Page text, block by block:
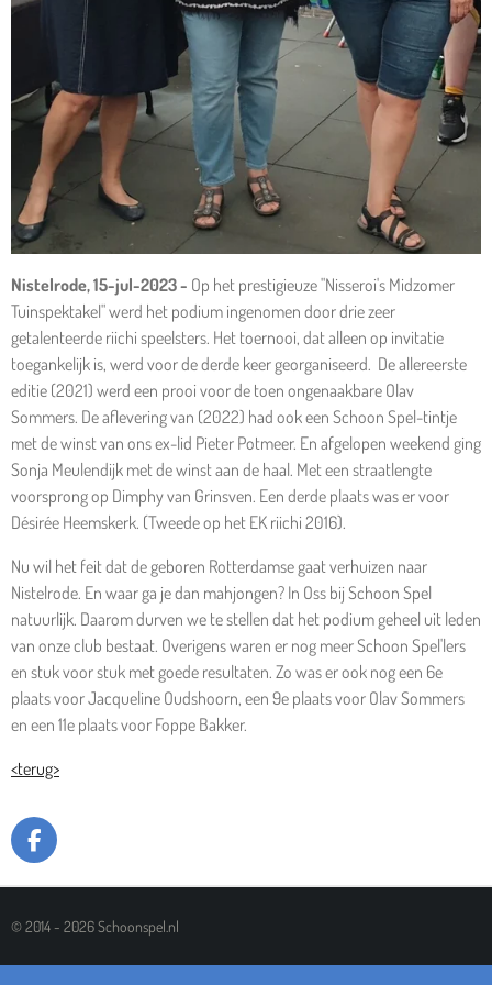
Nistelrode, 15-jul-2023 - Op het prestigieuze "Nisseroi's Midzomer
Tuinspektakel" werd het podium ingenomen door drie zeer
getalenteerde riichi speelsters. Het toernooi, dat alleen op invitatie
toegankelijk is, werd voor de derde keer georganiseerd. De allereerste
editie (2021) werd een prooi voor de toen ongenaakbare Olav
Sommers. De aflevering van (2022) had ook een Schoon Spel-tintje
met de winst van ons ex-lid Pieter Potmeer. En afgelopen weekend ging
Sonja Meulendijk met de winst aan de haal. Met een straatlengte
voorsprong op Dimphy van Grinsven. Een derde plaats was er voor
Désirée Heemskerk. (Tweede op het EK riichi 2016).
Nu wil het feit dat de geboren Rotterdamse gaat verhuizen naar
Nistelrode. En waar ga je dan mahjongen? In Oss bij Schoon Spel
natuurlijk. Daarom durven we te stellen dat het podium geheel uit leden
van onze club bestaat. Overigens waren er nog meer Schoon Spel'lers
en stuk voor stuk met goede resultaten. Zo was er ook nog een 6e
plaats voor Jacqueline Oudshoorn, een 9e plaats voor Olav Sommers
en een 11e plaats voor Foppe Bakker.
<terug>
F
A
C
B
© 2014 - 2026 Schoonspel.nl